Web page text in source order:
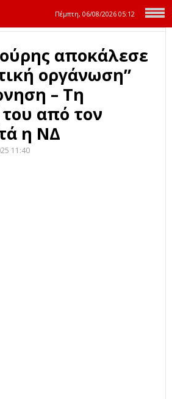
Πέμπτη, 06/08/2026 05:12
αποκάλεσε
οργάνωση”
– Τη
από τον
η ΝΔ
11:40